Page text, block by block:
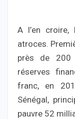
A l’en
atroces.
près de 200
réserves
franc, en
Sénégal,
pauvre 52